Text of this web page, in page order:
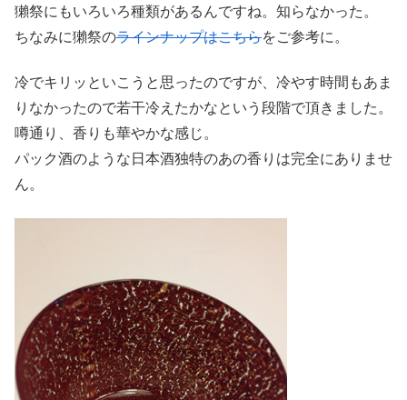
獺祭にもいろいろ種類があるんですね。知らなかった。
ちなみに獺祭のラインナップはこちらをご参考に。
冷でキリッといこうと思ったのですが、冷やす時間もあま
りなかったので若干冷えたかなという段階で頂きました。
噂通り、香りも華やかな感じ。
パック酒のような日本酒独特のあの香りは完全にありませ
ん。